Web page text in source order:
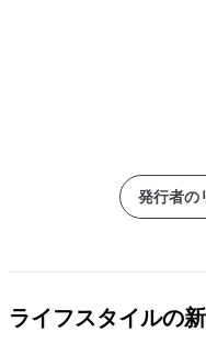
発行者の
ライフスタイルの